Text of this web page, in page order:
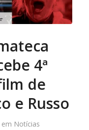
4ª
de
e Russo
em Notícias